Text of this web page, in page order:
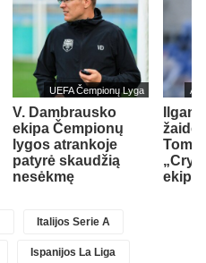
UEFA Čempionų Lyga
V. Dambrausko
ekipa Čempionų
lygos atrankoje
patyrė skaudžią
nesėkmę
ekipą
Italijos Serie A
Ispanijos La Liga